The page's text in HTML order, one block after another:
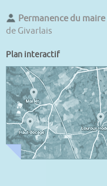
Permanence du maire
de Givarlais
Plan interactif